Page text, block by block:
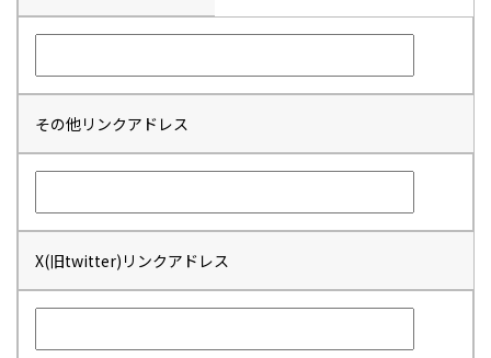
その他リンクアドレス
X(旧twitter)リンクアドレス